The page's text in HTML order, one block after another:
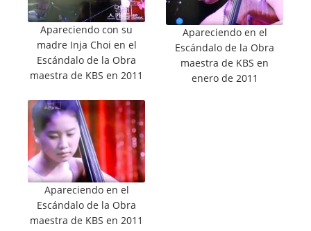
Apareciendo con su
madre Inja Choi en el
Escándalo de la Obra
maestra de KBS en 2011
Apareciendo en el
Escándalo de la Obra
maestra de KBS en
enero de 2011
Apareciendo en el
Escándalo de la Obra
maestra de KBS en 2011